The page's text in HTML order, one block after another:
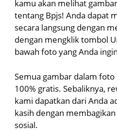
kamu akan melihat
tentang Bpjs! Anda dapat
secara langsung dengan
dengan mengklik tombol
bawah foto yang Anda
Semua gambar dalam
100% gratis. Sebaliknya,
kami dapatkan dari Anda
kasih dengan
sosial.